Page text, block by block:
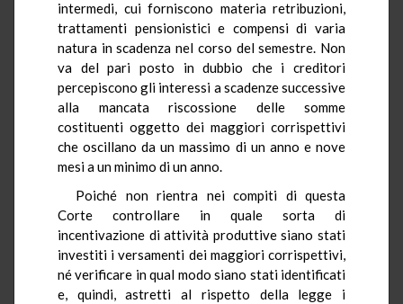
intermedi, cui forniscono materia retribuzioni,
trattamenti pensionistici e compensi di varia
natura in scadenza nel corso del semestre. Non
va del pari posto in dubbio che i creditori
percepiscono gli interessi a scadenze successive
alla mancata riscossione delle somme
costituenti oggetto dei maggiori corrispettivi
che oscillano da un massimo di un anno e nove
mesi a un minimo di un anno.
Poiché non rientra nei compiti di questa
Corte controllare in quale sorta di
incentivazione di attività produttive siano stati
investiti i versamenti dei maggiori corrispettivi,
né verificare in qual modo siano stati identificati
e, quindi, astretti al rispetto della legge i